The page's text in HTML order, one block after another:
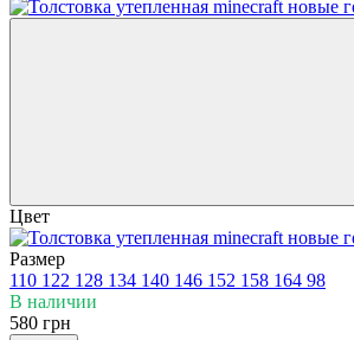
Цвет
Размер
110 122 128 134 140 146 152 158 164 98
В наличии
580 грн